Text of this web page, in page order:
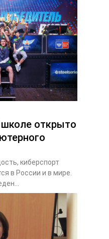
школе открыто
киберспорт
в России и в мире.